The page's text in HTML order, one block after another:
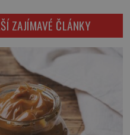
zmatený 14letý
Když ho
hlídka, ochable jí
„jeho kamaráda“.
dopraví zpět do
Oním „kamarádem“
z nejslavnějších
Dahmer (1960–1994).
1991. […]
ZAJÍMAVÉ ČLÁNKY